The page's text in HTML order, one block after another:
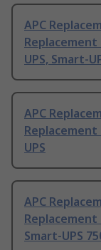
APC
UPS, Smart-
APC
UPS
APC
Smart-UPS